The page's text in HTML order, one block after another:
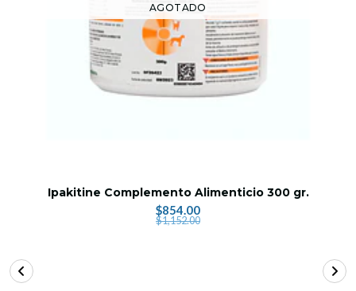
AGOTADO
Ipakitine Complemento Alimenticio 300 gr.
$854.00
$1,152.00